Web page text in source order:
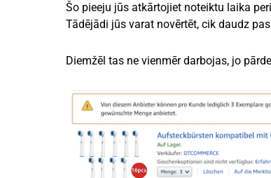
Šo pieeju jūs atkārtojiet noteiktu laika
Tādējādi jūs varat novērtēt, cik daudz
Diemžēl tas ne vienmēr darbojas, jo